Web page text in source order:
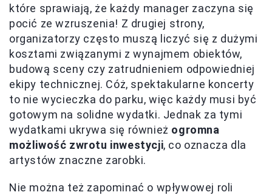
które sprawiają, że każdy manager zaczyna się
pocić ze wzruszenia! Z drugiej strony,
organizatorzy często muszą liczyć się z dużymi
kosztami związanymi z wynajmem obiektów,
budową sceny czy zatrudnieniem odpowiedniej
ekipy technicznej. Cóż, spektakularne koncerty
to nie wycieczka do parku, więc każdy musi być
gotowym na solidne wydatki. Jednak za tymi
wydatkami ukrywa się również ogromna
możliwość zwrotu inwestycji, co oznacza dla
artystów znaczne zarobki.
Nie można też zapominać o wpływowej roli